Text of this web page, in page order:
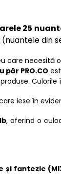
25
(nuantele
care necesită
PRO.CO
produse.
iese în
, oferind o
și fantezie